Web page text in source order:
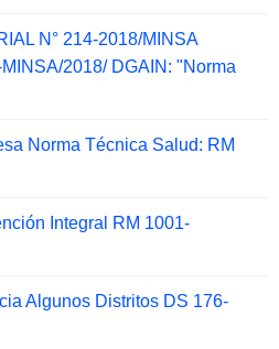
N° 214-2018/MINSA
2018/ DGAIN: "Norma
Norma Técnica Salud: RM
Integral RM 1001-
Algunos Distritos DS 176-